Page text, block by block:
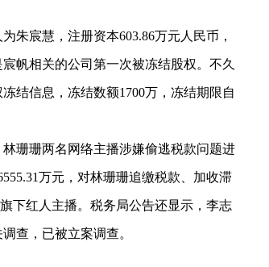
朱宸慧，注册资本603.86万元人民币，
帆相关的公司第一次被冻结股权。不久
结信息，冻结数额1700万，冻结期限自
珊珊两名网络主播涉嫌偷逃税款问题进
万元，对林珊珊追缴税款、加收滞
下红人主播。税务局公告还显示，李志
查，已被立案调查。